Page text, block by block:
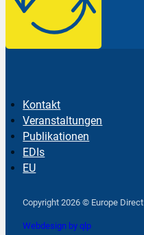
Kontakt
Veranstaltungen
Publikationen
EDIs
EU
Copyright 2026 © Europe Direct
Webdesign by qlp